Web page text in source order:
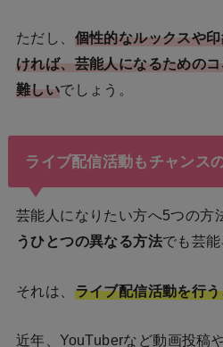
ただし、 個性的なルックスや
ければ、芸能人になるための
難しいでしょう。
ライブ配信活動もチャンス
芸能人になりたい方へ5つの方
うひとつの異なる方法でも芸能
それは、 ライブ配信活動を行
近年、YouTuberなど動画投稿